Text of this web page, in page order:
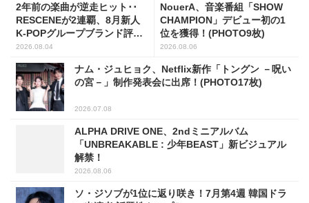
2年前の楽曲が逆走ヒット･･
RESCENEが2連覇、8月新人
K-POPグループブランド評判
トップ5
2026.08.04
NouerA、音楽番組「SHOW
CHAMPION」デビュー初の1
位を獲得！(PHOTO9枚)
2026.08.06
ナム・ジュヒョク、Netflix新作「トングン －呪い
の宮－」制作発表会に出席！(PHOTO17枚)
2026.07.08
ALPHA DRIVE ONE、2ndミニアルバム
「UNBREAKABLE : 少年BEAST」新ビジュアル
解禁！
2026.08.06
ソ・ジソブが1位に返り咲き！7月第4週 韓国ドラ